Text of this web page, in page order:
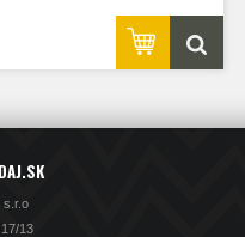
s.r.o
13